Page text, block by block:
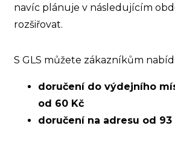
navíc plánuje v následujícím
rozšiřovat.
S GLS můžete zákazníkům
doručení do výdejního
od 60 Kč
doručení na adresu od 93